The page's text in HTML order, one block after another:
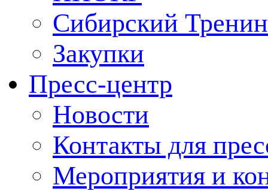
Сибирский
Закупки
Пресс-центр
Новости
Контакты для
Мероприятия и